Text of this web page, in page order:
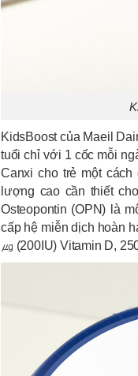
KidsBoost của Maeil
tuổi chỉ với 1 cốc mỗi
Canxi cho trẻ một
lượng cao cần thiết
Osteopontin (OPN) là
cấp hệ miễn dịch hoàn
㎍ (200IU) Vitamin D,